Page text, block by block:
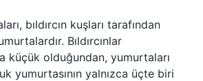
bıldırcın kuşları tarafından
Bıldırcınlar
küçük olduğundan, yumurtaları
yumurtasının yalnızca üçte biri